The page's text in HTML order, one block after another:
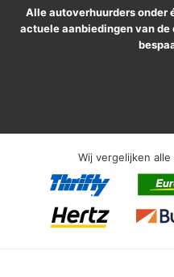
Alle autoverhuurders onder
actuele aanbiedingen van
Wij vergelijken